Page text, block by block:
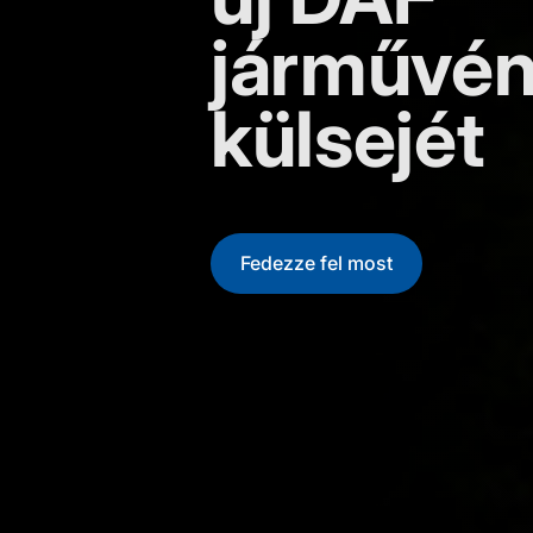
külsejét
Fedezze fel most